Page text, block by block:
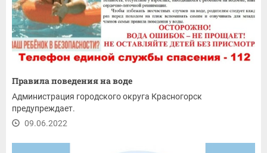
Правила поведения на воде
Администрация городского округа Красногорск
предупреждает.
09.06.2022